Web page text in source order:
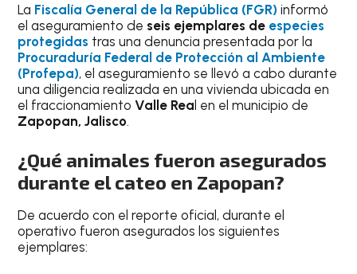
La Fiscalía General de la República (FGR) informó
el aseguramiento de seis ejemplares de especies
protegidas tras una denuncia presentada por la
Procuraduría Federal de Protección al Ambiente
(Profepa), el aseguramiento se llevó a cabo durante
una diligencia realizada en una vivienda ubicada en
el fraccionamientoValle Real en el municipio de
Zapopan, Jalisco.
¿Qué animales fueron asegurados
durante el cateo en Zapopan?
De acuerdo con el reporte oficial, durante el
operativo fueron asegurados los siguientes
ejemplares: